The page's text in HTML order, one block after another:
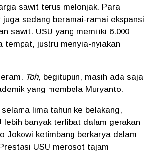
sawit terus melonjak. Para
juga sedang beramai-ramai ekspansi
sawit. USU yang memiliki 6.000
tempat, justru menyia-nyiakan
Toh, begitupun, masih ada saja
yang membela Muryanto.
lima tahun ke belakang,
lebih banyak terlibat dalam gerakan
Jokowi ketimbang berkarya dalam
Prestasi USU merosot tajam